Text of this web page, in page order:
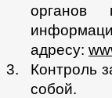
органов
адресу:
Контроль
собой.